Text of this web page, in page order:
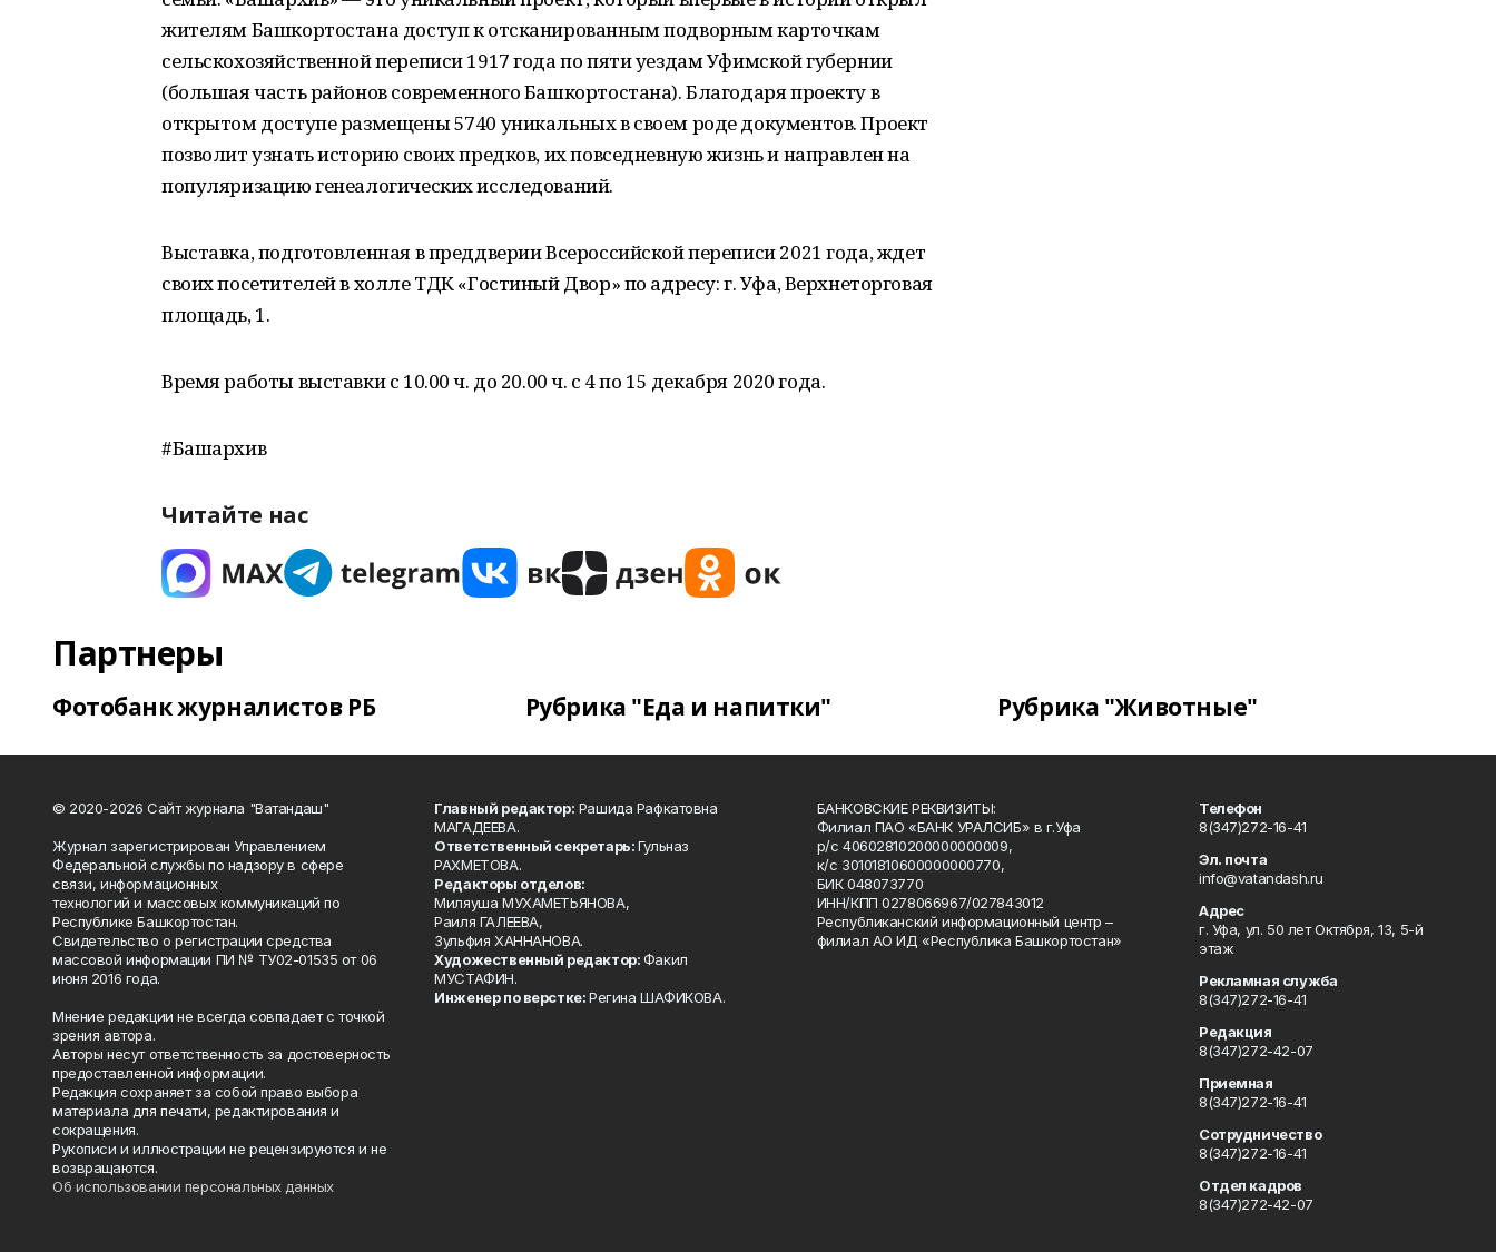
жителям Башкортостана доступ к отсканированным подворным карточкам
сельскохозяйственной переписи 1917 года по пяти уездам Уфимской губернии
(большая часть районов современного Башкортостана). Благодаря проекту в
открытом доступе размещены 5740 уникальных в своем роде документов. Проект
позволит узнать историю своих предков, их повседневную жизнь и направлен на
популяризацию генеалогических исследований.
Выставка, подготовленная в преддверии Всероссийской переписи 2021 года, ждет
своих посетителей в холле ТДК «Гостиный Двор» по адресу: г. Уфа, Верхнеторговая
площадь, 1.
Время работы выставки с 10.00 ч. до 20.00 ч. с 4 по 15 декабря 2020 года.
#Башархив
Читайте нас
Партнеры
Фотобанк журналистов РБ Рубрика "Еда и напитки" Рубрика "Животные"
© 2020-2026 Сайт журнала "Ватандаш"
Журнал зарегистрирован Управлением
Федеральной службы по надзору в сфере
связи, информационных
технологий и массовых коммуникаций по
Республике Башкортостан.
Свидетельство о регистрации средства
массовой информации ПИ № ТУ02-01535 от 06
июня 2016 года.
Мнение редакции не всегда совпадает с точкой
зрения автора.
Авторы несут ответственность за достоверность
предоставленной информации.
Редакция сохраняет за собой право выбора
материала для печати, редактирования и
сокращения.
Рукописи и иллюстрации не рецензируются и не
возвращаются.
Об использовании персональных данных
Главный редактор: Рашида Рафкатовна
МАГАДЕЕВА.
Ответственный секретарь:Гульназ
РАХМЕТОВА.
Редакторы отделов:
Миляуша МУХАМЕТЬЯНОВА,
Раиля ГАЛЕЕВА,
Зульфия ХАННАНОВА.
Художественный редактор:Факил
МУСТАФИН.
Инженер по верстке:Регина ШАФИКОВА.
БАНКОВСКИЕ РЕКВИЗИТЫ:
Филиал ПАО «БАНК УРАЛСИБ» в г.Уфа
р/с 40602810200000000009,
к/с 30101810600000000770,
БИК 048073770
ИНН/КПП 0278066967/027843012
Республиканский информационный центр –
филиал АО ИД «Республика Башкортостан»
Телефон
8(347)272-16-41
Эл. почта
info@vatandash.ru
Адрес
г. Уфа, ул. 50 лет Октября, 13, 5-й
этаж
Рекламная служба
8(347)272-16-41
Редакция
8(347)272-42-07
Приемная
8(347)272-16-41
Сотрудничество
8(347)272-16-41
Отдел кадров
8(347)272-42-07